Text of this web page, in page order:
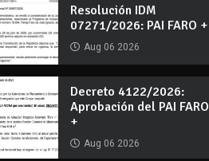
Resolución IDM
07271/2026: PAI FARO +
Aug 06 2026
Decreto 4122/2026:
Aprobación del PAI FARO
+
Aug 06 2026